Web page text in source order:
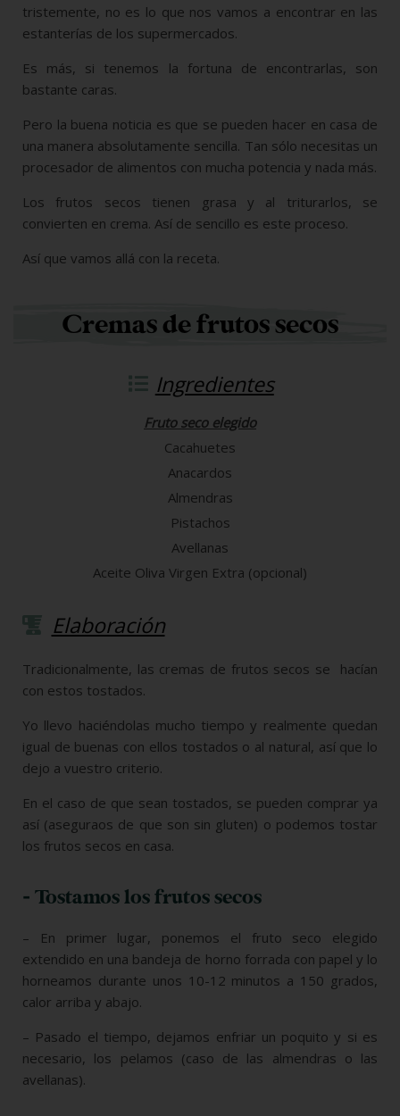
tristemente, no es lo que nos vamos a encontrar en las
estanterías de los supermercados.
Es más, si tenemos la fortuna de encontrarlas, son
bastante caras.
Pero la buena noticia es que se pueden hacer en casa de
una manera absolutamente sencilla. Tan sólo necesitas un
procesador de alimentos con mucha potencia y nada más.
Los frutos secos tienen grasa y al triturarlos, se
convierten en crema. Así de sencillo es este proceso.
Así que vamos allá con la receta.
Cremas de frutos secos
Ingredientes
Fruto seco elegido
Cacahuetes
Anacardos
Almendras
Pistachos
Avellanas
Aceite Oliva Virgen Extra (opcional)
Elaboración
Tradicionalmente, las cremas de frutos secos se hacían
con estos tostados.
Yo llevo haciéndolas mucho tiempo y realmente quedan
igual de buenas con ellos tostados o al natural, así que lo
dejo a vuestro criterio.
En el caso de que sean tostados, se pueden comprar ya
así (aseguraos de que son sin gluten) o podemos tostar
los frutos secos en casa.
- Tostamos los frutos secos
– En primer lugar, ponemos el fruto seco elegido
extendido en una bandeja de horno forrada con papel y lo
horneamos durante unos 10-12 minutos a 150 grados,
calor arriba y abajo.
– Pasado el tiempo, dejamos enfriar un poquito y si es
necesario, los pelamos (caso de las almendras o las
avellanas).